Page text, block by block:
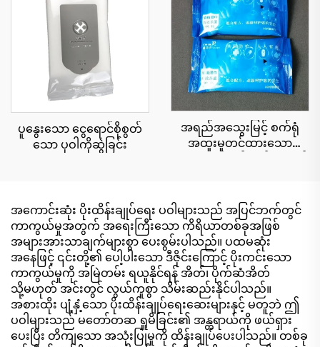
ပူနွေးသော ငွေရောင်စိုစွတ်
သော ပုဝါကိုဆွဲခြင်း
အရည်အသွေးမြင့် စက်ရုံ
အထူးမှုတင်ထားသော
စိုစွတ်သော ပဝါများ သန့်စင်
မှုနှုန်းသည် ၉၉.၉% အထိရှိ
သည်။
အကောင်းဆုံး ပိုးထိန်းချုပ်ရေး ပဝါများသည် အပြင်ဘက်တွင်
ကာကွယ်မှုအတွက် အရေးကြီးသော ကိရိယာတစ်ခုအဖြစ်
အများအားသာချက်များစွာ ပေးစွမ်းပါသည်။ ပထမဆုံး
အနေဖြင့် ၎င်းတို့၏ ပေါ့ပါးသော ဒီဇိုင်းကြောင့် ပိုးကင်းသော
ကာကွယ်မှုကို အမြဲတမ်း ရယူနိုင်ရန် အိတ်၊ ပိုက်ဆံအိတ်
သို့မဟုတ် အင်းတွင် လွယ်ကူစွာ သိမ်းဆည်းနိုင်ပါသည်။
အစားထိုး ပျံ့နှံ့သော ပိုးထိန်းချုပ်ရေးဆေးများနှင့် မတူဘဲ ဤ
ပဝါများသည် မတော်တဆ ရှူမိခြင်း၏ အန္တရာယ်ကို ဖယ်ရှား
ပေးပြီး တိကျသော အသုံးပြုမှုကို ထိန်းချုပ်ပေးပါသည်။ တစ်ခု